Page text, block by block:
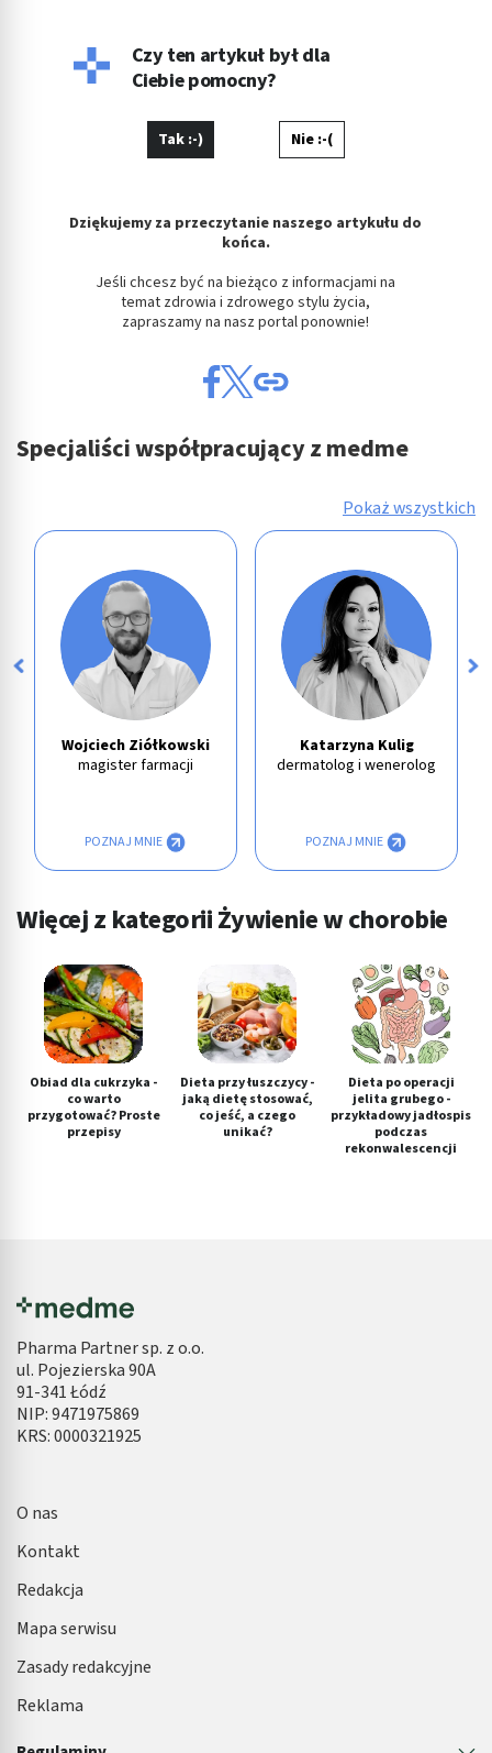
szczęśliwa mama Staszka.Czy ten artykuł był dla
Ciebie pomocny?
Tak :-) Nie :-(
Dziękujemy za przeczytanie naszego artykułu do
końca.
Jeśli chcesz być na bieżąco z informacjami na
temat zdrowia i zdrowego stylu życia,
zapraszamy na nasz portal ponownie!
Specjaliści współpracujący z medme
Pokaż wszystkich
Wojciech Ziółkowski
magister farmacji
POZNAJ MNIE
Katarzyna Kulig
dermatolog i wenerolog
POZNAJ MNIE
Więcej z kategorii Żywienie w chorobie
Obiad dla cukrzyka -
co warto
przygotować? Proste
przepisy
Dieta przy łuszczycy -
jaką dietę stosować,
co jeść, a czego
unikać?
Dieta po operacji
jelita grubego -
przykładowy jadłospis
podczas
rekonwalescencji
Pharma Partner sp. z o.o.
ul. Pojezierska 90A
91-341 Łódź
NIP: 9471975869
KRS: 0000321925
O nas
Kontakt
Redakcja
Mapa serwisu
Zasady redakcyjne
Reklama